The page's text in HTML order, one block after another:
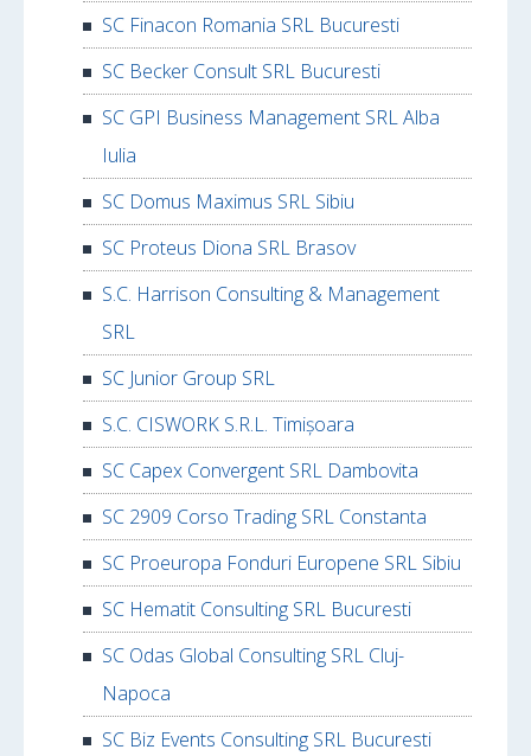
SC Finacon Romania SRL Bucuresti
SC Becker Consult SRL Bucuresti
SC GPI Business Management SRL Alba
Iulia
SC Domus Maximus SRL Sibiu
SC Proteus Diona SRL Brasov
S.C. Harrison Consulting & Management
SRL
SC Junior Group SRL
S.C. CISWORK S.R.L. Timișoara
SC Capex Convergent SRL Dambovita
SC 2909 Corso Trading SRL Constanta
SC Proeuropa Fonduri Europene SRL Sibiu
SC Hematit Consulting SRL Bucuresti
SC Odas Global Consulting SRL Cluj-
Napoca
SC Biz Events Consulting SRL Bucuresti